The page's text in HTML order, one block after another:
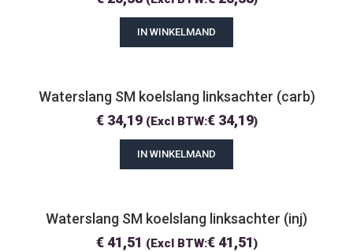
IN WINKELMAND
Waterslang SM koelslang linksachter (carb)
€34,19 (Excl BTW:€34,19)
IN WINKELMAND
Waterslang SM koelslang linksachter (inj)
€41,51 (Excl BTW:€41,51)